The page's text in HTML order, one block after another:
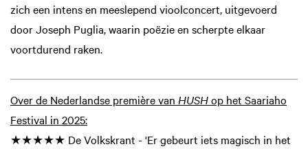
zich een intens en meeslepend vioolconcert, uitgevoerd
door Joseph Puglia, waarin poëzie en scherpte elkaar
voortdurend raken.
Over de Nederlandse première van HUSHop het Saariaho
Festival in 2025:
★★★★★ De Volkskrant - 'Er gebeurt iets magisch in het